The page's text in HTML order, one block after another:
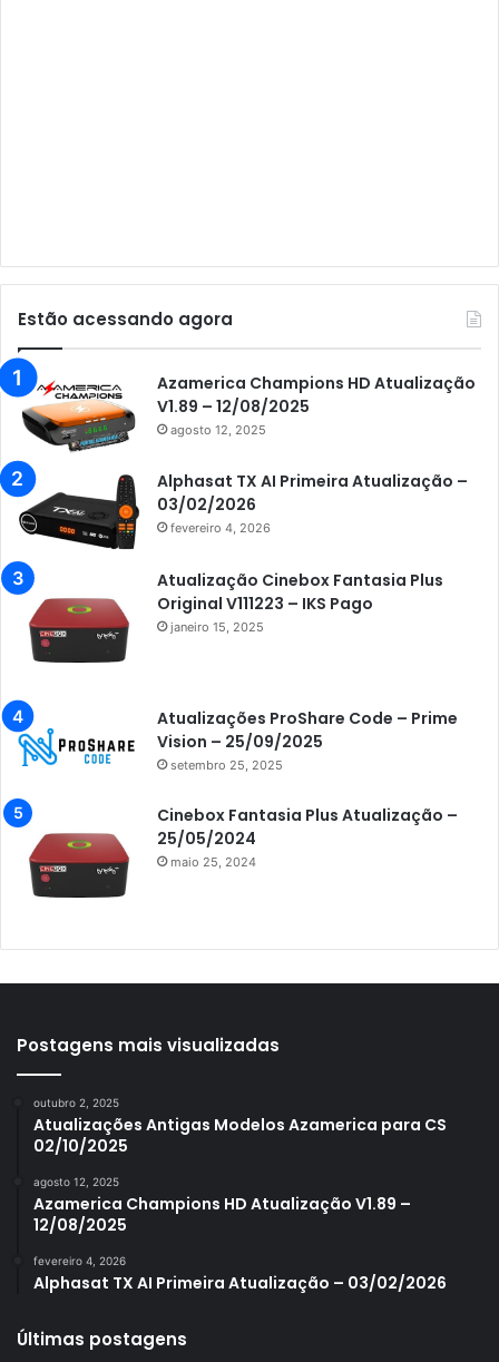
Audisat K10 Urus
Audisat K30 Aventador
Azamerica
Azamerica Beats
Azamerica Champions
Azamerica Champions IPTV
Azamerica Extremo IPTV
Azamerica F92 Plus
Azamerica Gold
Azamerica i7 IPTV
Azamerica King
Azamerica King GX PRO
Azamerica King IPTV
Azamerica Mobi
Azamerica S1005
Azamerica S1006 Plus
Azamerica S1007 New
Azamerica S1007 Plus
Azamerica S1009
Azamerica S2005
Estão acessando agora
Azamerica Champions HD Atualização
V1.89 – 12/08/2025
agosto 12, 2025
Alphasat TX AI Primeira Atualização –
03/02/2026
fevereiro 4, 2026
Atualização Cinebox Fantasia Plus
Original V111223 – IKS Pago
janeiro 15, 2025
Atualizações ProShare Code – Prime
Vision – 25/09/2025
setembro 25, 2025
Cinebox Fantasia Plus Atualização –
25/05/2024
maio 25, 2024
Postagens mais visualizadas
outubro 2, 2025
Atualizações Antigas Modelos Azamerica para CS
02/10/2025
agosto 12, 2025
Azamerica Champions HD Atualização V1.89 –
12/08/2025
fevereiro 4, 2026
Alphasat TX AI Primeira Atualização – 03/02/2026
Últimas postagens